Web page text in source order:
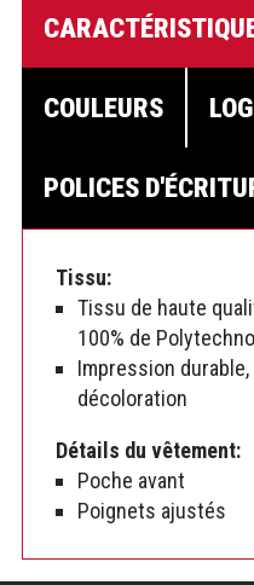
COULEURS
POLICES
Tissu:
Tissu de haute
100% de
Impression
décoloration
Détails du vêtement:
Poche avant
Poignets ajustés